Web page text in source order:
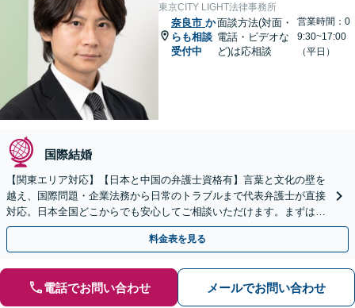
東京CITY LIGHT法律事務所
奈良市 か
らも相談
受付中
面談方法(対面・
電話・ビデオな
ど)は応相談
営業時間：0
9:30~17:00
（平日）
国際結婚
【関東エリア対応】【日本と中国の弁護士資格有】言葉と文化の壁を
越え、国際問題・企業法務から日常のトラブルまで代表弁護士が直接
対応。日本全国どこからでも安心してご相談いただけます。まずは一
歩を踏み出してみませんか。【初回相談無料】
料金表を見る
電話でお問い合わせ メールでお問い合わせ